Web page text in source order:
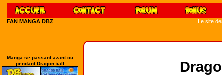
FAN MANGA DBZ Le site
Manga se passant avant ou
pendant Dragon ball